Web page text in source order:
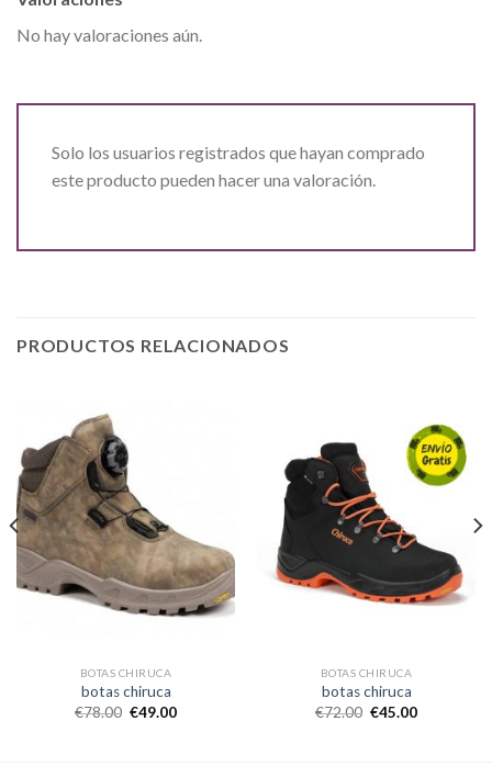
No hay valoraciones aún.
Solo los usuarios registrados que hayan comprado
este producto pueden hacer una valoración.
PRODUCTOS RELACIONADOS
BOTAS CHIRUCA
botas chiruca
€78.00 €49.00
BOTAS CHIRUCA
botas chiruca
€72.00 €45.00